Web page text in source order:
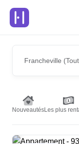
Francheville
NouveautésLes plus